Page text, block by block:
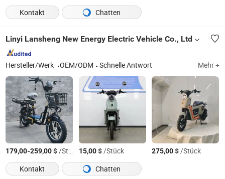
Kontakt
Chatten
Linyi Lansheng New Energy Electric Vehicle Co., Ltd
Hersteller/Werk OEM/ODM Schnelle Antwort Mehr +
179,00-259,00$/Stück 15,00$/Stück 275,00$/Stück
Kontakt
Chatten